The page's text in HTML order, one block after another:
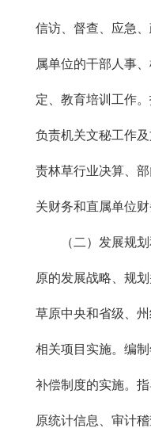
信访、督查、应急
属单位的干部人事
定、教育培训工作
负责机关文秘工作
责林草行业决算、
关财务和直属单位
（二）发展规划
原的发展战略、规
草原中央和省级、
相关项目实施。编
补偿制度的实施。
原统计信息、审计稽